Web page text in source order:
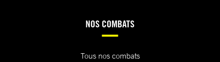
NOS COMBATS
Tous nos combats